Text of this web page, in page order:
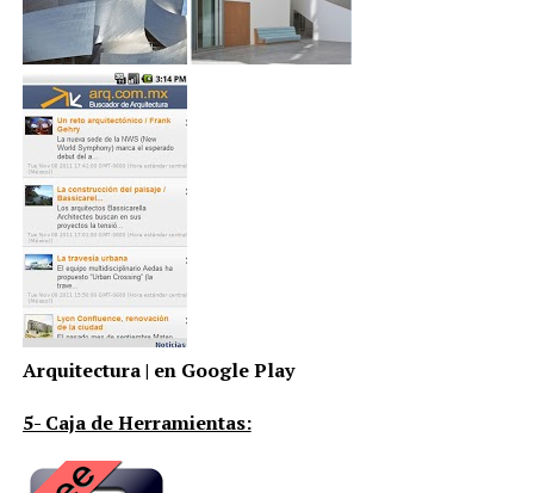
Arquitectura | en Google Play
5- Caja de Herramientas: